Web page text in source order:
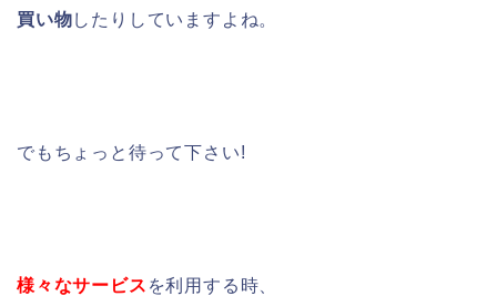
買い物したりしていますよね。
でもちょっと待って下さい!
様々なサービス を利用する時、